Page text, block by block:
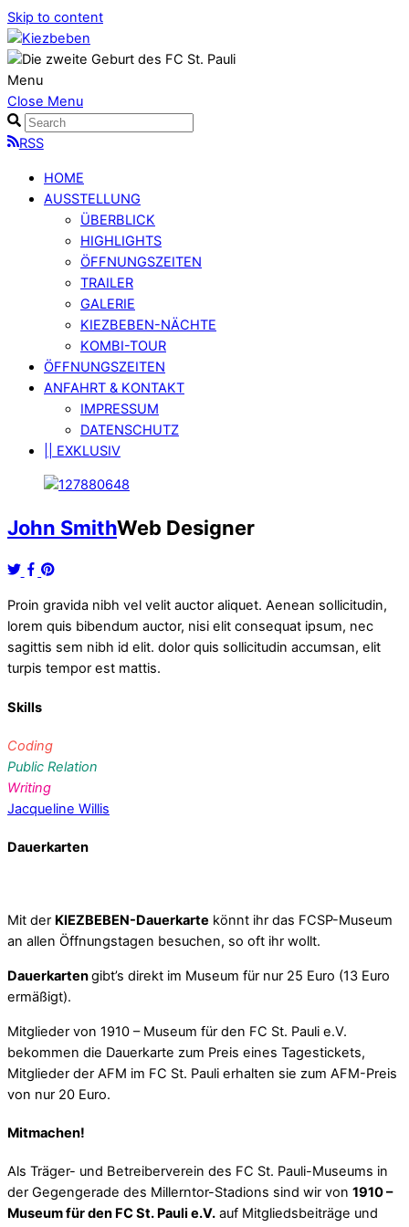
Skip to content
Menu
Close Menu
RSS
HOME
AUSSTELLUNG
ÜBERBLICK
HIGHLIGHTS
ÖFFNUNGSZEITEN
TRAILER
GALERIE
KIEZBEBEN-NÄCHTE
KOMBI-TOUR
ÖFFNUNGSZEITEN
ANFAHRT & KONTAKT
IMPRESSUM
DATENSCHUTZ
|| EXKLUSIV
John SmithWeb Designer
Proin gravida nibh vel velit auctor aliquet. Aenean sollicitudin,
lorem quis bibendum auctor, nisi elit consequat ipsum, nec
sagittis sem nibh id elit. dolor quis sollicitudin accumsan, elit
turpis tempor est mattis.
Skills
Coding
Public Relation
Writing
Jacqueline Willis
Dauerkarten
Mit der KIEZBEBEN-Dauerkarte könnt ihr das FCSP-Museum
an allen Öffnungstagen besuchen, so oft ihr wollt.
Dauerkartengibt’s direkt im Museum für nur 25 Euro (13 Euro
ermäßigt).
Mitglieder von 1910 – Museum für den FC St. Pauli e.V.
bekommen die Dauerkarte zum Preis eines Tagestickets,
Mitglieder der AFM im FC St. Pauli erhalten sie zum AFM-Preis
von nur 20 Euro.
Mitmachen!
Als Träger- und Betreiberverein des FC St. Pauli-Museums in
der Gegengerade des Millerntor-Stadions sind wir von 1910 –
Museum für den FC St. Pauli e.V. auf Mitgliedsbeiträge und